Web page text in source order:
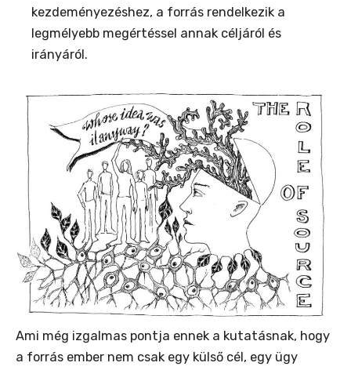
kezdeményezéshez, a forrás rendelkezik a
legmélyebb megértéssel annak céljáról és
irányáról.
Ami még izgalmas pontja ennek a kutatásnak, hogy
a forrás ember nem csak egy külső cél, egy ügy